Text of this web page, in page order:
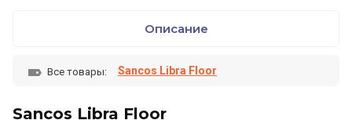
Описание
Все товары: Sancos Libra Floor
Sancos Libra Floor